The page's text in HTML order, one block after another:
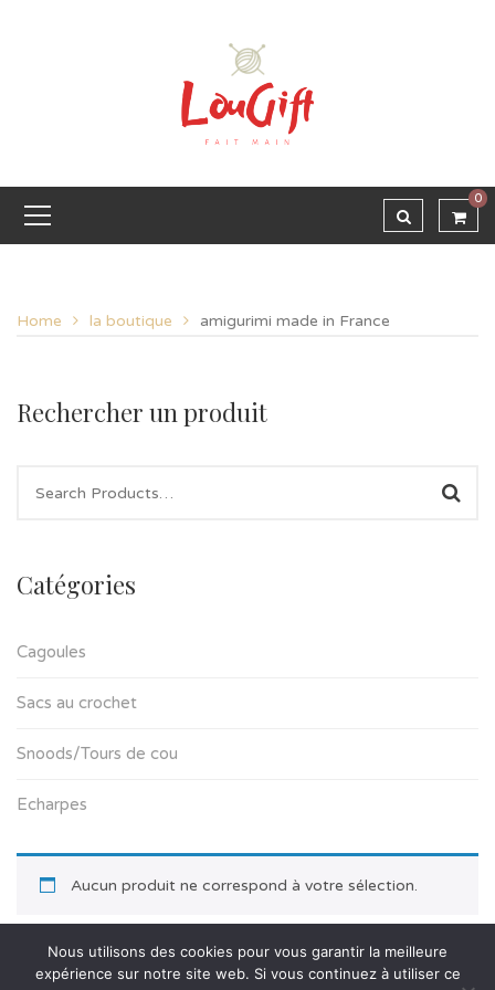
0
Home la boutique amigurimi made in France
Rechercher un produit
Catégories
Cagoules
Sacs au crochet
Snoods/Tours de cou
Echarpes
Aucun produit ne correspond à votre sélection.
Nous utilisons des cookies pour vous garantir la meilleure
expérience sur notre site web. Si vous continuez à utiliser ce